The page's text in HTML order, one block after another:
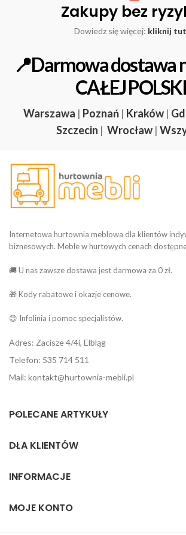
Zakupy bez
Dowiedz się więcej: kliknij
📍Darmowa dostawa
CAŁEJ
Warszawa | Poznań | Kraków |
Szczecin | Wrocław |
Internetowa hurtownia meblowa dla klientów
biznesowych. Meble w hurtowych cenach
🚚 U nas zawsze dostawa jest darmowa za 0 zł.
🎁 Kody rabatowe i okazje cenowe.
😊 Infolinia i pomoc specjalistów.
Adres: Zacisze 4/4i, Elbląg
Telefon: 535 714 511
Mail: kontakt@hurtownia-mebli.pl
POLECANE ARTYKUŁY
DLA KLIENTÓW
INFORMACJE
MOJE KONTO